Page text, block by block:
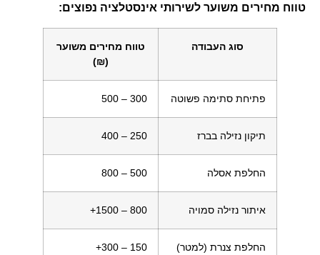
טווח מחירים משוער לשירותי אינסטלציה נפוצים:
סוג העבודה
טווח מחירים משוער
(₪)
פתיחת סתימה פשוטה 300 – 500
תיקון נזילה בברז 250 – 400
החלפת אסלה 500 – 800
איתור נזילה סמויה 800 – 1500+
החלפת צנרת (למטר) 150 – 300+